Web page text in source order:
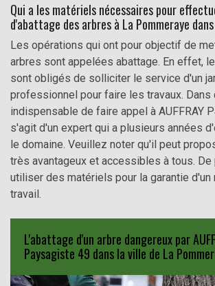
Qui a les matériels nécessaires pour
d'abattage des arbres à La Pommeraye
Les opérations qui ont pour objectif de
arbres sont appelées abattage. En effet,
sont obligés de solliciter le service d'un
professionnel pour faire les travaux. Dans
indispensable de faire appel à AUFFRAY
s'agit d'un expert qui a plusieurs années
le domaine. Veuillez noter qu'il peut
très avantageux et accessibles à tous. De
utiliser des matériels pour la garantie d'un
travail.
L'abattage d'un arbre dangereux par
Paysagiste 49 dans la ville de La